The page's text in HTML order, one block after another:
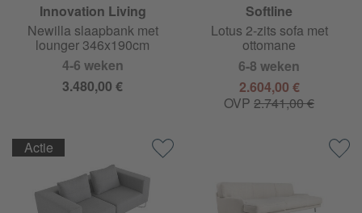
Innovation Living
Newilla slaapbank met
lounger 346x190cm
4-6 weken
3.480,00 €
Softline
Lotus 2-zits sofa met
ottomane
6-8 weken
2.604,00 €
OVP2.741,00 €
Actie